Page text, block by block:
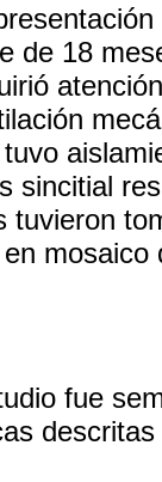
de 18
sincitial
tuvieron
fue